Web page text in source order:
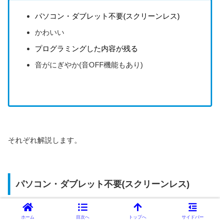
パソコン・ダブレット不要(スクリーンレス)
かわいい
プログラミングした内容が残る
音がにぎやか(音OFF機能もあり)
それぞれ解説します。
パソコン・ダブレット不要(スクリーンレス)
パソコンやタブレットを使わないでプログラミングできるの
ホーム 目次へ トップへ サイドバー